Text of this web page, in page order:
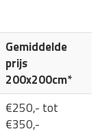
Gemiddelde
prijs
200x200cm*
€250,- tot
€350,-